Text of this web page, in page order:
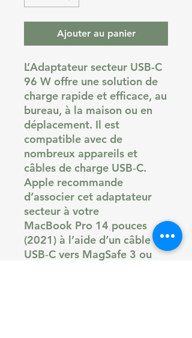
Ajouter au panier
L’Adaptateur secteur USB-C
96 W offre une solution de
charge rapide et efficace, au
bureau, à la maison ou en
déplacement. Il est
compatible avec de
nombreux appareils et
câbles de charge USB‑C.
Apple recommande
d’associer cet adaptateur
secteur à votre
MacBook Pro 14 pouces
(2021) à l’aide d’un câble
USB‑C vers MagSafe 3 ou